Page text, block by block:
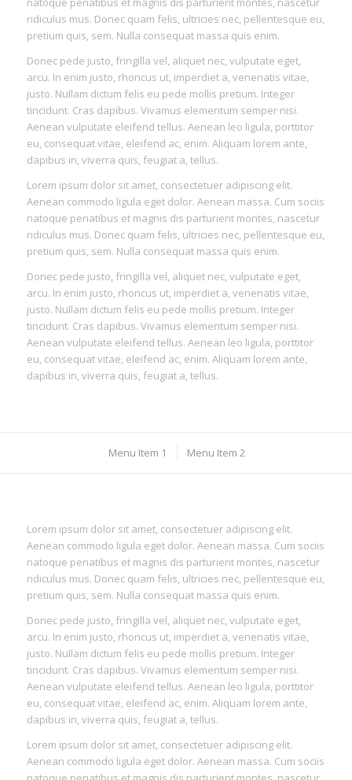
ridiculus mus. Donec quam felis, ultricies nec, pellentesque eu,
pretium quis, sem. Nulla consequat massa quis enim.
Donec pede justo, fringilla vel, aliquet nec, vulputate eget,
arcu. In enim justo, rhoncus ut, imperdiet a, venenatis vitae,
justo. Nullam dictum felis eu pede mollis pretium. Integer
tincidunt. Cras dapibus. Vivamus elementum semper nisi.
Aenean vulputate eleifend tellus. Aenean leo ligula, porttitor
eu, consequat vitae, eleifend ac, enim. Aliquam lorem ante,
dapibus in, viverra quis, feugiat a, tellus.
Lorem ipsum dolor sit amet, consectetuer adipiscing elit.
Aenean commodo ligula eget dolor. Aenean massa. Cum sociis
natoque penatibus et magnis dis parturient montes, nascetur
ridiculus mus. Donec quam felis, ultricies nec, pellentesque eu,
pretium quis, sem. Nulla consequat massa quis enim.
Donec pede justo, fringilla vel, aliquet nec, vulputate eget,
arcu. In enim justo, rhoncus ut, imperdiet a, venenatis vitae,
justo. Nullam dictum felis eu pede mollis pretium. Integer
tincidunt. Cras dapibus. Vivamus elementum semper nisi.
Aenean vulputate eleifend tellus. Aenean leo ligula, porttitor
eu, consequat vitae, eleifend ac, enim. Aliquam lorem ante,
dapibus in, viverra quis, feugiat a, tellus.
Menu Item 1 Menu Item 2
Lorem ipsum dolor sit amet, consectetuer adipiscing elit.
Aenean commodo ligula eget dolor. Aenean massa. Cum sociis
natoque penatibus et magnis dis parturient montes, nascetur
ridiculus mus. Donec quam felis, ultricies nec, pellentesque eu,
pretium quis, sem. Nulla consequat massa quis enim.
Donec pede justo, fringilla vel, aliquet nec, vulputate eget,
arcu. In enim justo, rhoncus ut, imperdiet a, venenatis vitae,
justo. Nullam dictum felis eu pede mollis pretium. Integer
tincidunt. Cras dapibus. Vivamus elementum semper nisi.
Aenean vulputate eleifend tellus. Aenean leo ligula, porttitor
eu, consequat vitae, eleifend ac, enim. Aliquam lorem ante,
dapibus in, viverra quis, feugiat a, tellus.
Lorem ipsum dolor sit amet, consectetuer adipiscing elit.
Aenean commodo ligula eget dolor. Aenean massa. Cum sociis